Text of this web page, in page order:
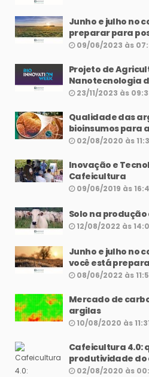
Junho e julho no
preparar para
09/06/2023 às
Projeto de
Nanotecnologia
23/11/2023 às
Qualidade das
bioinsumos para
02/08/2020 às
Inovação e
Cafeicultura
09/06/2019 às
Solo na
12/08/2022 às
Junho e julho no
você está
08/06/2022 às
Mercado de
argilas
10/08/2020 às
Cafeicultura 4.0:
produtividade do
02/08/2020 às